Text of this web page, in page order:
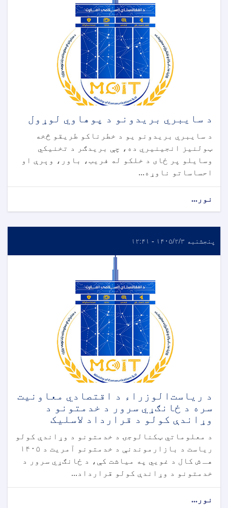
د سایبري بریدونو د پوهاوي لوړول
د سایبري بریدونو یو د خطرناکو طریقو څخه
ټولنیز انجینیري ده، چې بریدګر د تخنیکي
وسایلو پر ځای د خلکو له فریب، باور، وېرې او
احساساتو ناوړه...
نور...
پنجشنبه ۱۴۰۵/۲/۳ - ۱۲:۴۱
د ریاست‌الوزراء د اقتصادي معاونیت
سره د ځانګړي سرور د خدمتونو د
وړاندې کولو د قرارداد لاسلیک
د معلوماتي ټکنالوجۍ د خدمتونو د وړاندې کولو
ریاست د بازارموندنې د خدمتونو آمریت د ۱۴۰۵
هـ ش کال د غویي په میاشت کې، د ځانګړي سرور د
خدمتونو د وړاندې کولو قرارداد...
نور...